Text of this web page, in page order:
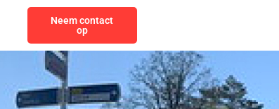
Neem contact
op